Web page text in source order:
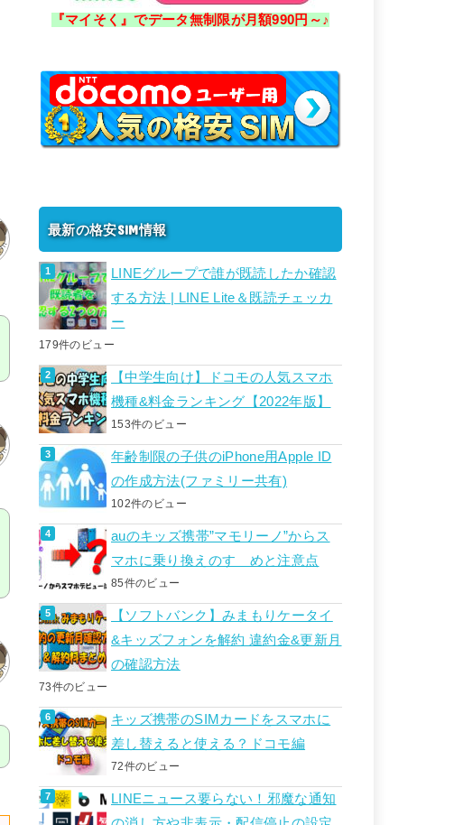
『マイそく』でデータ無制限が月額990円～♪
最新の格安SIM情報
LINEグループで誰が既読したか確認
する方法 | LINE Lite＆既読チェッカ
ー
179件のビュー
【中学生向け】ドコモの人気スマホ
機種&料金ランキング【2022年版】
153件のビュー
年齢制限の子供のiPhone用Apple ID
の作成方法(ファミリー共有)
102件のビュー
auのキッズ携帯”マモリーノ”からス
マホに乗り換えのすゝめと注意点
85件のビュー
【ソフトバンク】みまもりケータイ
&キッズフォンを解約 違約金&更新月
の確認方法
73件のビュー
キッズ携帯のSIMカードをスマホに
差し替えると使える？ドコモ編
72件のビュー
LINEニュース要らない！邪魔な通知